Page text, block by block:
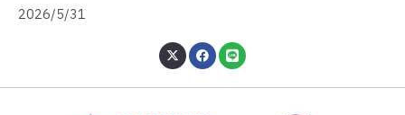
2026/5/31